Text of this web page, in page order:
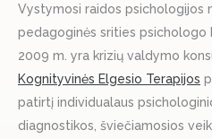
Vystymosi raidos psichologijos
pedagoginės srities psichologo
2009 m. yra krizių valdymo
Kognityvinės Elgesio Terapijos
patirtį individualaus
diagnostikos, šviečiamosios